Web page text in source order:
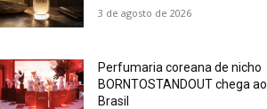
3 de agosto de 2026
Perfumaria coreana de nicho
BORNTOSTANDOUT chega ao
Brasil